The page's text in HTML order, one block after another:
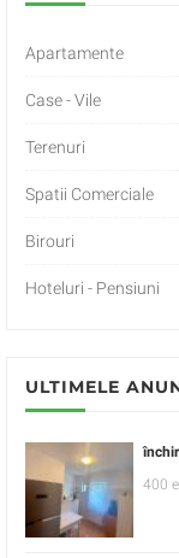
Apartamente
Case - Vile
Terenuri
Spatii Comerciale
Birouri
Hoteluri - Pensiuni
ULTIMELE
400